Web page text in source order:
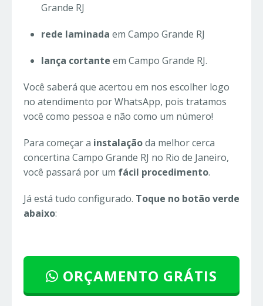
Grande RJ
rede laminada em Campo Grande RJ
lança cortante em Campo Grande RJ.
Você saberá que acertou em nos escolher logo
no atendimento por WhatsApp, pois tratamos
você como pessoa e não como um número!
Para começar a instalaçãoda melhor cerca
concertina Campo Grande RJ no Rio de Janeiro,
você passará por um fácil procedimento.
Já está tudo configurado. Toque no botão verde
abaixo:
ORÇAMENTO GRÁTIS